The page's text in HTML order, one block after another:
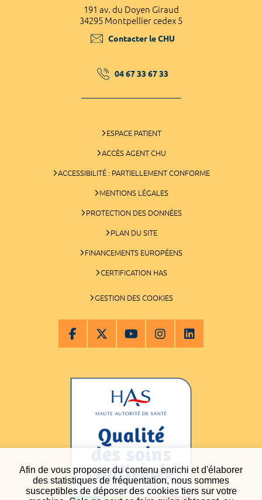
Afin de vous proposer du contenu enrichi et d'élaborer
des statistiques de fréquentation, nous sommes
susceptibles de déposer des cookies tiers sur votre
191 av. du Doyen Giraud
34295 Montpellier cedex 5
Contacter le CHU
04 67 33 67 33
ESPACE PATIENT
ACCÈS AGENT CHU
ACCESSIBILITÉ : PARTIELLEMENT CONFORME
MENTIONS LÉGALES
PROTECTION DES DONNÉES
PLAN DU SITE
FINANCEMENTS EUROPÉENS
CERTIFICATION HAS
GESTION DES COOKIES